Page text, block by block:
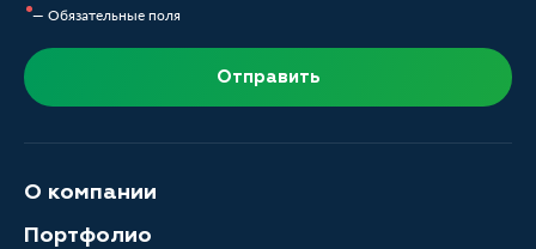
— Обязательные поля
Отправить
О компании
Портфолио